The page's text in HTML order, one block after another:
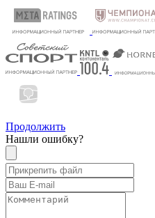
Продолжить
Нашли ошибку?